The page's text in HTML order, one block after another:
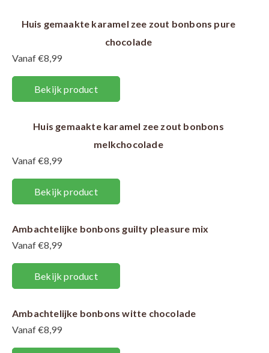
Huis gemaakte karamel zee zout bonbons pure
chocolade
Vanaf €8,99
Bekijk product
Huis gemaakte karamel zee zout bonbons
melkchocolade
Vanaf €8,99
Bekijk product
Ambachtelijke bonbons guilty pleasure mix
Vanaf €8,99
Bekijk product
Ambachtelijke bonbons witte chocolade
Vanaf €8,99